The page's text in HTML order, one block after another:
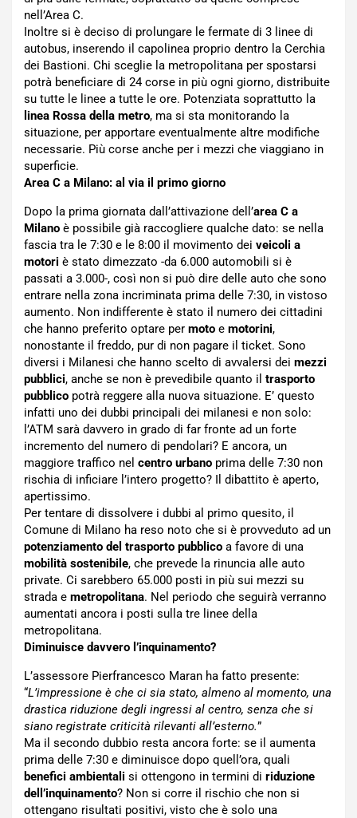
nell’Area C.
Inoltre si è deciso di prolungare le fermate di 3 linee di
autobus, inserendo il capolinea proprio dentro la Cerchia
dei Bastioni. Chi sceglie la metropolitana per spostarsi
potrà beneficiare di 24 corse in più ogni giorno, distribuite
su tutte le linee a tutte le ore. Potenziata soprattutto la
linea Rossa della metro, ma si sta monitorando la
situazione, per apportare eventualmente altre modifiche
necessarie. Più corse anche per i mezzi che viaggiano in
superficie.
Area C a Milano: al via il primo giorno
Dopo la prima giornata dall’attivazione dell’area C a
Milano è possibile già raccogliere qualche dato: se nella
fascia tra le 7:30 e le 8:00 il movimento dei veicoli a
motori è stato dimezzato -da 6.000 automobili si è
passati a 3.000-, così non si può dire delle auto che sono
entrare nella zona incriminata prima delle 7:30, in vistoso
aumento. Non indifferente è stato il numero dei cittadini
che hanno preferito optare per moto e motorini,
nonostante il freddo, pur di non pagare il ticket. Sono
diversi i Milanesi che hanno scelto di avvalersi dei mezzi
pubblici, anche se non è prevedibile quanto il trasporto
pubblico potrà reggere alla nuova situazione. E’ questo
infatti uno dei dubbi principali dei milanesi e non solo:
l’ATM sarà davvero in grado di far fronte ad un forte
incremento del numero di pendolari? E ancora, un
maggiore traffico nel centro urbano prima delle 7:30 non
rischia di inficiare l’intero progetto? Il dibattito è aperto,
apertissimo.
Per tentare di dissolvere i dubbi al primo quesito, il
Comune di Milano ha reso noto che si è provveduto ad un
potenziamento del trasporto pubblico a favore di una
mobilità sostenibile, che prevede la rinuncia alle auto
private. Ci sarebbero 65.000 posti in più sui mezzi su
strada e metropolitana. Nel periodo che seguirà verranno
aumentati ancora i posti sulla tre linee della
metropolitana.
Diminuisce davvero l’inquinamento?
L’assessore Pierfrancesco Maran ha fatto presente:
“L’impressione è che ci sia stato, almeno al momento, una
drastica riduzione degli ingressi al centro, senza che si
siano registrate criticità rilevanti all’esterno.”
Ma il secondo dubbio resta ancora forte: se il aumenta
prima delle 7:30 e diminuisce dopo quell’ora, quali
benefici ambientali si ottengono in termini di riduzione
dell’inquinamento? Non si corre il rischio che non si
ottengano risultati positivi, visto che è solo una